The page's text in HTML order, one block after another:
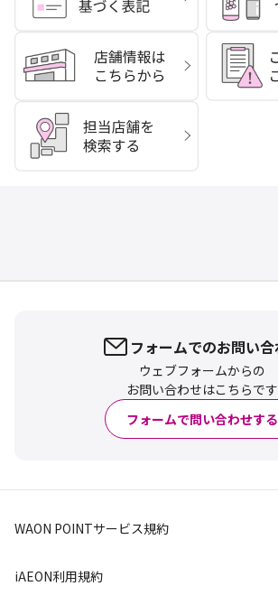
フォームでのお問い
ウェブフォームからの
お問い合わせはこちらです
フォームで問い合わせする
WAON POINTサービス規約
iAEON利用規約